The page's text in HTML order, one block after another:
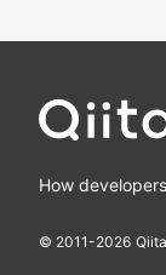
How
© 2011-2026